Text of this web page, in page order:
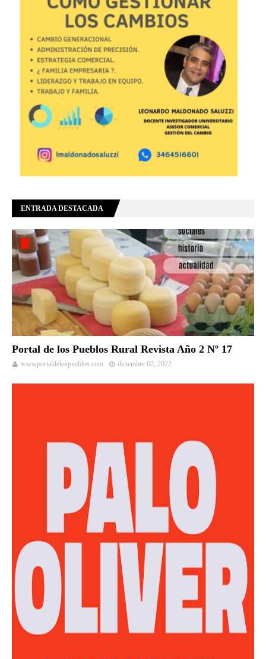
ENTRADA DESTACADA
Portal de los Pueblos Rural Revista Año 2 Nº 17
wwwportaldelospueblos.com diciembre 02, 2022